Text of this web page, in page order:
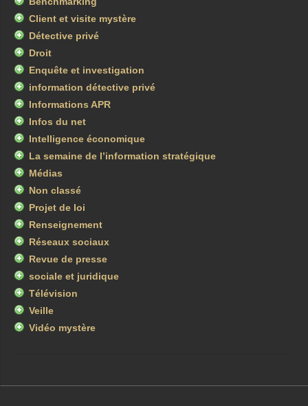
Client et visite mystère
Détective privé
Droit
Enquête et investigation
information détective privé
Informations APR
Infos du net
Intelligence économique
La semaine de l’information stratégique
Médias
Non classé
Projet de loi
Renseignement
Réseaux sociaux
Revue de presse
sociale et juridique
Télévision
Veille
Vidéo mystère